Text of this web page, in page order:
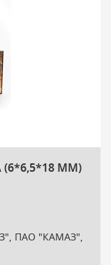
(6*6,5*18 ММ)
ПАО "КАМАЗ",